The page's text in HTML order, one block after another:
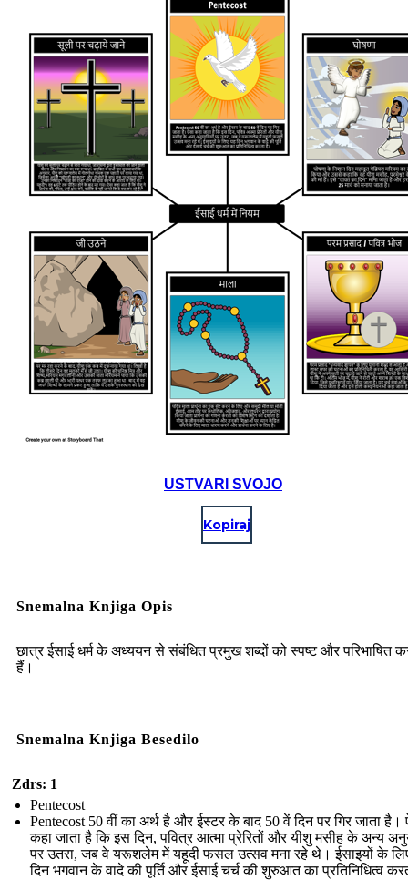
USTVARI SVOJO
Kopiraj
Snemalna Knjiga Opis
छात्र ईसाई धर्म के अध्ययन से संबंधित प्रमुख शब्दों को स्पष्ट और परिभाषित
हैं।
Snemalna Knjiga Besedilo
Zdrs: 1
Pentecost
Pentecost 50 वीं का अर्थ है और ईस्टर के बाद 50 वें दिन पर गिर जाता है।
कहा जाता है कि इस दिन, पवित्र आत्मा प्रेरितों और यीशु मसीह के अन्य
पर उतरा, जब वे यरूशलेम में यहूदी फसल उत्सव मना रहे थे। ईसाइयों के
दिन भगवान के वादे की पूर्ति और ईसाई चर्च की शुरुआत का प्रतिनिधित्व